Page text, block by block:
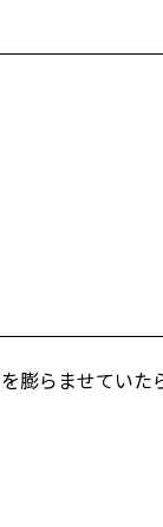
膨らませていた